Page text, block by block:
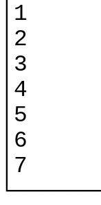
│1
│2
│3
│4
│5
│6
│7